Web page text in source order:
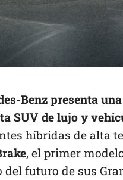
Benz presenta
SUV de lujo y
híbridas de alta
, el primer
futuro de sus